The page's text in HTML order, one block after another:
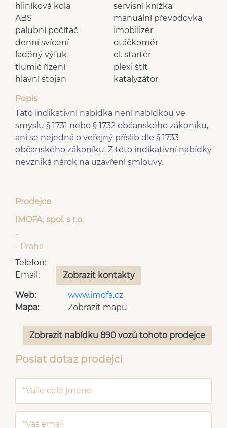
servisní knížka
hliníková kola
manuální převodovka
ABS
imobilizér
palubní počítač
otáčkoměr
denní svícení
el. startér
laděný výfuk
plexi štít
tlumič řízení
katalyzátor
hlavní stojan
Popis
Tato indikativní nabídka není nabídkou ve
smyslu § 1731 nebo § 1732 občanského zákoníku,
ani se nejedná o veřejný příslib dle § 1733
občanského zákoníku. Z této indikativní nabídky
nevzniká nárok na uzavření smlouvy.
Prodejce
IMOFA, spol. s r.o.
-
- Praha
Telefon:
Email:
Zobrazit kontakty
Web:
www.imofa.cz
Mapa:
Zobrazit mapu
Zobrazit nabídku 890 vozů tohoto prodejce
Poslat dotaz prodejci